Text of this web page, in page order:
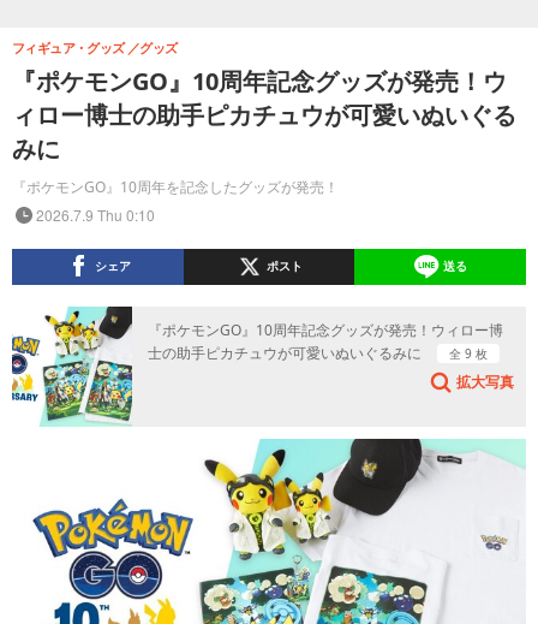
『ポケモンGO』10周年記念グッズが発売！ウ
ィロー博士の助手ピカチュウが可愛いぬいぐる
みに
『ポケモンGO』10周年を記念したグッズが発売！
フィギュア・グッズ グッズ
2026.7.9 Thu 0:10
シェア ポスト 送る
『ポケモンGO』10周年記念グッズが発売！ウィロー博
士の助手ピカチュウが可愛いぬいぐるみに
全 9 枚
拡大写真